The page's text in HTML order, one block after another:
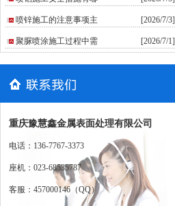
喷锌施工的注意事项主 [2026/7/3]
聚脲喷涂施工过程中需 [2026/7/1]
重庆豫慧鑫金属表面处理有限公司
电话：136-7767-3373
座机：023-68535787
客服：457000146（QQ）